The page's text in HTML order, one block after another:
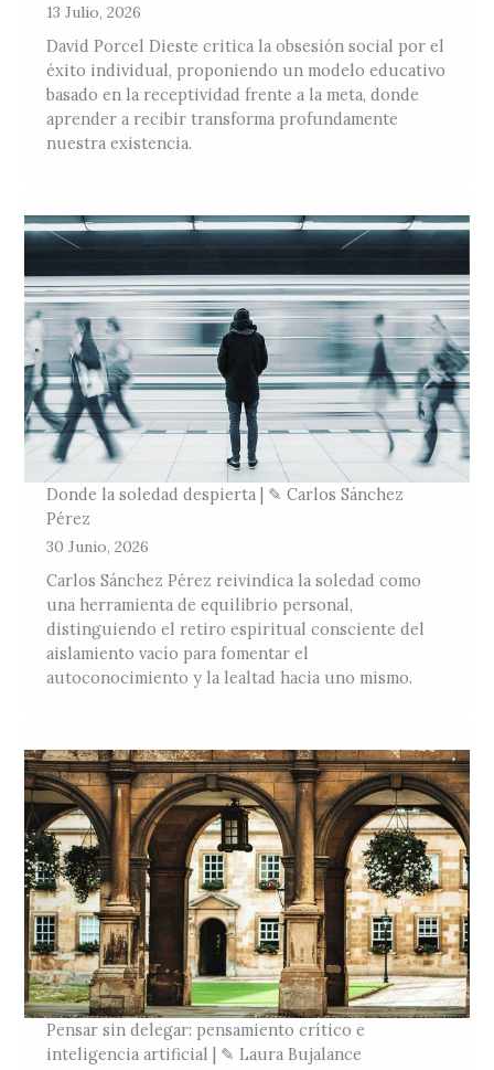
13 Julio, 2026
David Porcel Dieste critica la obsesión social por el
éxito individual, proponiendo un modelo educativo
basado en la receptividad frente a la meta, donde
aprender a recibir transforma profundamente
nuestra existencia.
Donde la soledad despierta | ✎ Carlos Sánchez
Pérez
30 Junio, 2026
Carlos Sánchez Pérez reivindica la soledad como
una herramienta de equilibrio personal,
distinguiendo el retiro espiritual consciente del
aislamiento vacío para fomentar el
autoconocimiento y la lealtad hacia uno mismo.
Pensar sin delegar: pensamiento crítico e
inteligencia artificial | ✎ Laura Bujalance